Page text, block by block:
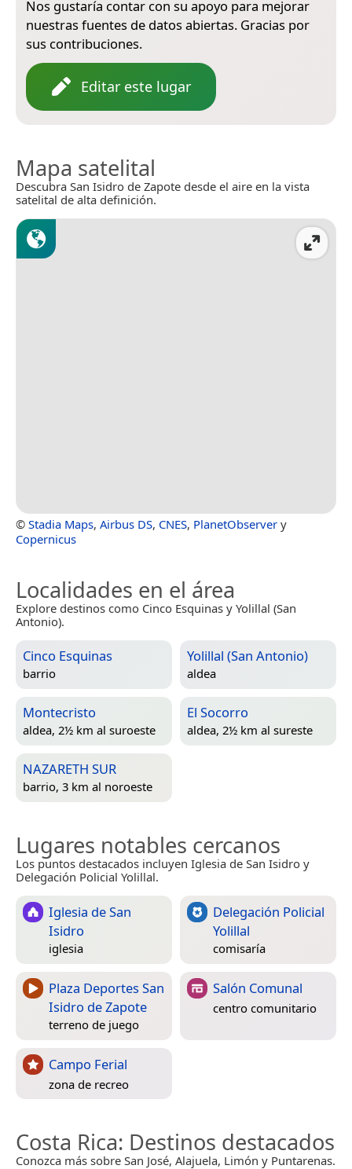
Nos gustaría contar con su apoyo para mejorar
nuestras fuentes de datos abiertas. Gracias por
sus contribuciones.
Editar este lugar
Mapa satelital
Descubra San Isidro de Zapote desde el aire en la vista
satelital de alta definición.
© Stadia Maps, Airbus DS, CNES, PlanetObserver y
Copernicus
Localidades en el área
Explore destinos como Cinco Esquinas y Yolillal (San
Antonio).
Cinco Esquinas
barrio
Yolillal (San Antonio)
aldea
Montecristo
aldea, 2½ km al suroeste
El Socorro
aldea, 2½ km al sureste
NAZARETH SUR
barrio, 3 km al noroeste
Lugares notables cercanos
Los puntos destacados incluyen Iglesia de San Isidro y
Delegación Policial Yolillal.
Iglesia de San
Isidro
iglesia
Delegación Policial
Yolillal
comisaría
Plaza Deportes San
Isidro de Zapote
terreno de juego
Salón Comunal
centro comunitario
Campo Ferial
zona de recreo
Costa Rica: Destinos destacados
Conozca más sobre San José, Alajuela, Limón y Puntarenas.